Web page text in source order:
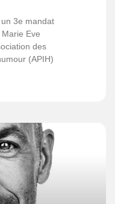
3e mandat
Eve
des
(APIH)